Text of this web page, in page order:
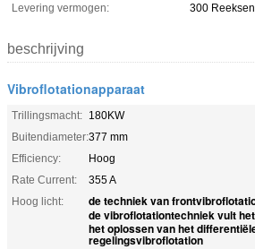
Levering vermogen:
300
beschrijving
Vibroflotationapparaat
Trillingsmacht: 180KW
Buitendiameter:377 mm
Efficiency:
Hoog
Rate Current:
355 A
Hoog licht:
de techniek van
de vibroflotationtechniek vult
het oplossen van het
regelingsvibroflotation